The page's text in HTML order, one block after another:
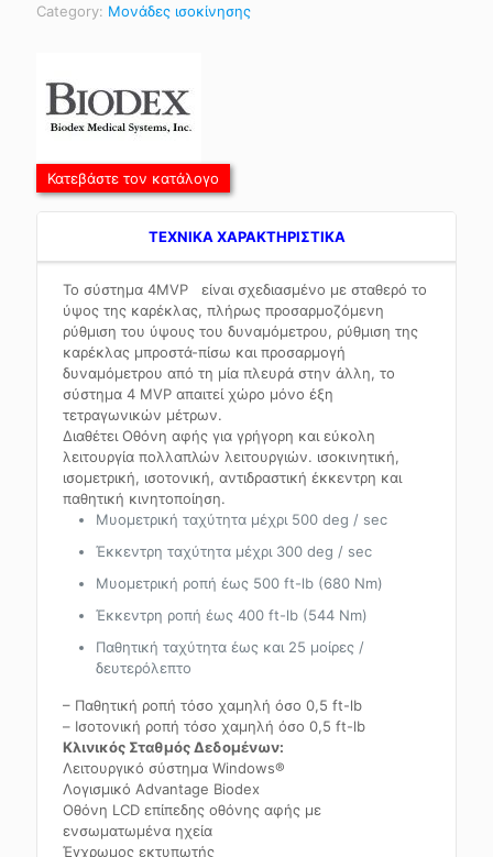
Category: Μονάδες ισοκίνησης
Κατεβάστε τον κατάλογο
TEXNIKA ΧΑΡΑΚΤΗΡΙΣΤΙΚΑ
Το σύστημα 4MVP είναι σχεδιασμένο με σταθερό το
ύψος της καρέκλας, πλήρως προσαρμοζόμενη
ρύθμιση του ύψους του δυναμόμετρου, ρύθμιση της
καρέκλας μπροστά-πίσω και προσαρμογή
δυναμόμετρου από τη μία πλευρά στην άλλη, το
σύστημα 4 MVP απαιτεί χώρο μόνο έξη
τετραγωνικών μέτρων.
Διαθέτει Οθόνη αφής για γρήγορη και εύκολη
λειτουργία πολλαπλών λειτουργιών. ισοκινητική,
ισομετρική, ισοτονική, αντιδραστική έκκεντρη και
παθητική κινητοποίηση.
Μυομετρική ταχύτητα μέχρι 500 deg / sec
Έκκεντρη ταχύτητα μέχρι 300 deg / sec
Μυομετρική ροπή έως 500 ft-lb (680 Nm)
Έκκεντρη ροπή έως 400 ft-lb (544 Nm)
Παθητική ταχύτητα έως και 25 μοίρες /
δευτερόλεπτο
– Παθητική ροπή τόσο χαμηλή όσο 0,5 ft-lb
– Ισοτονική ροπή τόσο χαμηλή όσο 0,5 ft-lb
Κλινικός Σταθμός Δεδομένων:
Λειτουργικό σύστημα Windows®
Λογισμικό Advantage Biodex
Οθόνη LCD επίπεδης οθόνης αφής με
ενσωματωμένα ηχεία
Έγχρωμος εκτυπωτής